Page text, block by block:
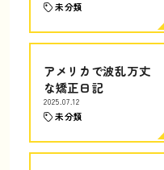
未分類
アメリカで波乱万丈
な矯正日記
2025.07.12
未分類